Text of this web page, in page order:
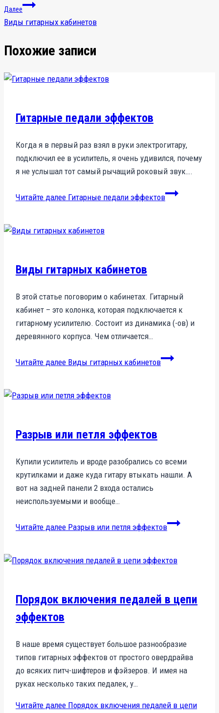
Далее
Виды гитарных кабинетов
Похожие записи
Гитарные педали эффектов
Когда я в первый раз взял в руки электрогитару,
подключил ее в усилитель, я очень удивился, почему
я не услышал тот самый рычащий роковый звук….
Читайте далее Гитарные педали эффектов
Виды гитарных кабинетов
В этой статье поговорим о кабинетах. Гитарный
кабинет – это колонка, которая подключается к
гитарному усилителю. Состоит из динамика (-ов) и
деревянного корпуса. Чем отличается…
Читайте далее Виды гитарных кабинетов
Разрыв или петля эффектов
Купили усилитель и вроде разобрались со всеми
крутилками и даже куда гитару втыкать нашли. А
вот на задней панели 2 входа остались
неиспользуемыми и вообще…
Читайте далее Разрыв или петля эффектов
Порядок включения педалей в цепи
эффектов
В наше время существует большое разнообразие
типов гитарных эффектов от простого овердрайва
до всяких питч-шифтеров и фэйзеров. И имея на
руках несколько таких педалек, у…
Читайте далее Порядок включения педалей в цепи